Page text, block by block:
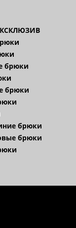
брюки
брюки
брюки
брюки